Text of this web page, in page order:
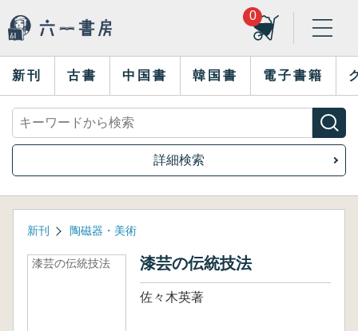
0
新刊 古書 中国書 韓国書 電子書籍
詳細検索
新刊 陶磁器・美術
漆芸の伝統技法 漆芸の伝統技法
佐々木英著